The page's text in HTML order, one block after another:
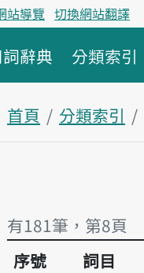
站導覽 切換網站翻譯
辭典 分類索引
首頁 分類索引
有181筆，第8頁
序號 詞目